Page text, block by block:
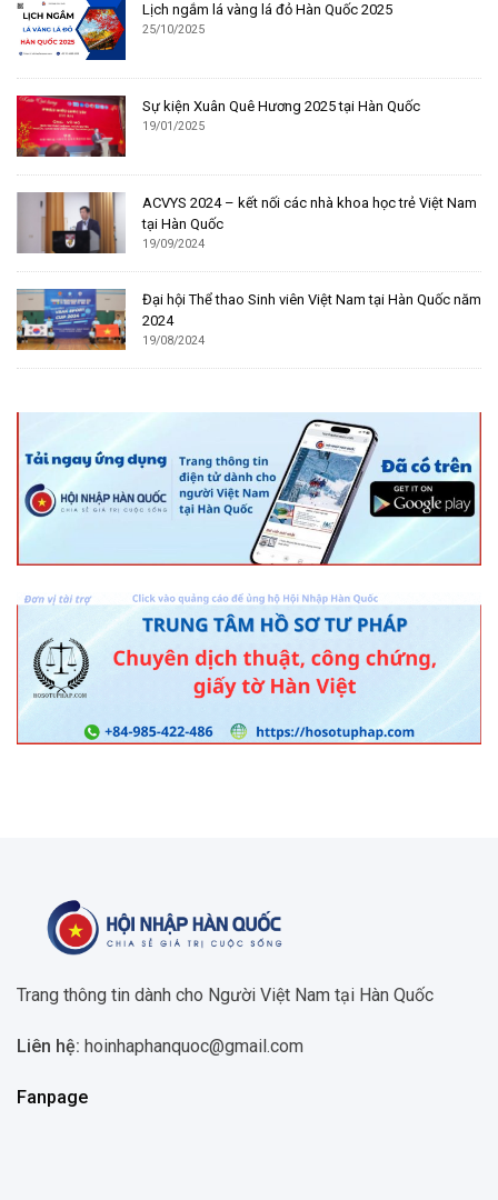
Lịch ngắm lá vàng lá đỏ Hàn Quốc 2025
25/10/2025
Sự kiện Xuân Quê Hương 2025 tại Hàn Quốc
19/01/2025
ACVYS 2024 – kết nối các nhà khoa học trẻ Việt Nam
tại Hàn Quốc
19/09/2024
Đại hội Thể thao Sinh viên Việt Nam tại Hàn Quốc năm
2024
19/08/2024
Trang thông tin dành cho Người Việt Nam tại Hàn Quốc
Liên hệ: hoinhaphanquoc@gmail.com
Fanpage